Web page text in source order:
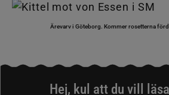
Ärevarv i Göteborg. Kommer rosetterna
Hej, kul att du vill